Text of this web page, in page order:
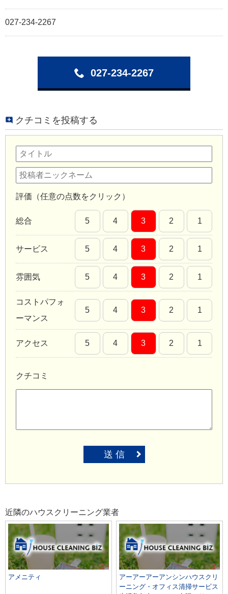
027-234-2267
027-234-2267
クチコミを投稿する
評価（任意の点数をクリック）
総合 5 4 3 2 1
サービス 5 4 3 2 1
雰囲気 5 4 3 2 1
コストパフォ
ーマンス
5 4 3 2 1
アクセス 5 4 3 2 1
クチコミ
送 信
近隣のハウスクリーニング業者
アメニティ
アーアーアーアンシンハウスクリ
ーニング・オフィス清掃サービス